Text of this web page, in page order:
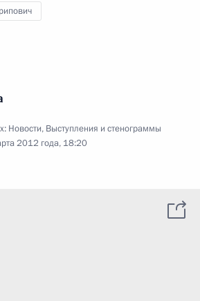
Новости, Выступления и стенограммы
2012 года, 18:20